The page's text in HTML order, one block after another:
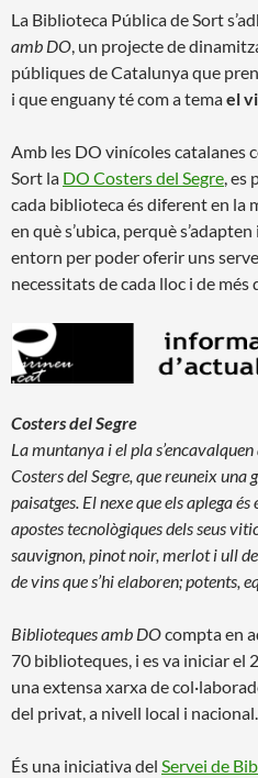
La Biblioteca Pública de Sort
amb DO, un projecte de
públiques de Catalunya que
i que enguany té com a temael
Amb les DO vinícoles catalanes
Sort la DO Costers del Segre, es
cada biblioteca és diferent en la
en què s’ubica, perquè
entorn per poder oferir uns
necessitats de cada lloc i de més
Costers del Segre
La muntanya i el pla
Costers del Segre, que reuneix una
paisatges. El nexe que els aplega
apostes tecnològiques dels seus
sauvignon, pinot noir, merlot i ull
de vins que s’hi elaboren; potents,
Biblioteques amb DOcompta en
70 biblioteques, i es va iniciar el
una extensa xarxa de
del privat, a nivell local i nacional.
És una iniciativa del Servei de